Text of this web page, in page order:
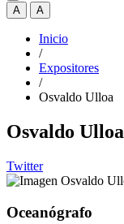
A A
Inicio
/
Expositores
/
Osvaldo Ulloa
Osvaldo Ulloa
Twitter
Oceanógrafo